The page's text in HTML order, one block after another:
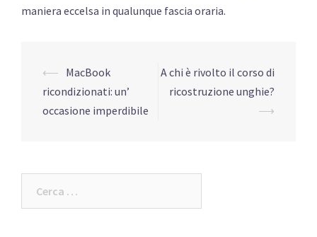
maniera eccelsa in qualunque fascia oraria.
Navigazione
articolo
⟵ MacBook
ricondizionati: un’
occasione imperdibile
A chi è rivolto il corso di
ricostruzione unghie?
⟶